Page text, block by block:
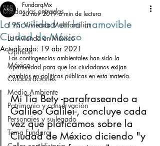
Todas las entradas
19S: Vivienda Multifamiliar
La vivienda en México
Opinión
México
Colaboraciones
Medio Ambiente
Patrimonio y conservación
Personajes y su legado
Tema Fundarq
La movilidad en la inamovible
Ciudad de México
FundarqMx
20 nov 2019 6 min de lectura
Actualizado: 19 abr 2021
Las contingencias ambientales han sido la
oportunidad para que los ciudadanos exijan
cambios en políticas públicas en esta materia.
Mi Tía Bety -parafraseando a
Galileo Galilei-, concluye cada
vez que platicamos sobre la
Ciudad de México diciendo "y